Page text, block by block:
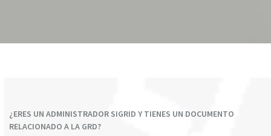
¿ERES UN ADMINISTRADOR SIGRID Y TIENES UN DOCUMENTO
RELACIONADO A LA GRD?